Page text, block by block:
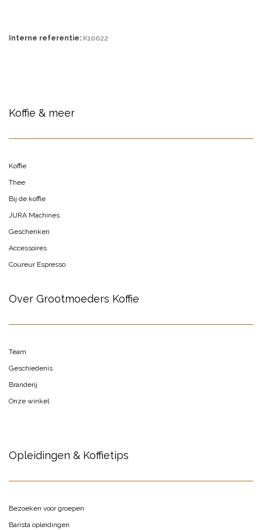
Interne referentie: K10022
Koffie & meer
Koffie
Thee
Bij de koffie
JURA Machines
Geschenken
Accessoires
Coureur Espresso
Over Grootmoeders Koffie
Team
Geschiedenis
Branderij
Onze winkel
Opleidingen & Koffietips
Bezoeken voor groepen
Barista opleidingen